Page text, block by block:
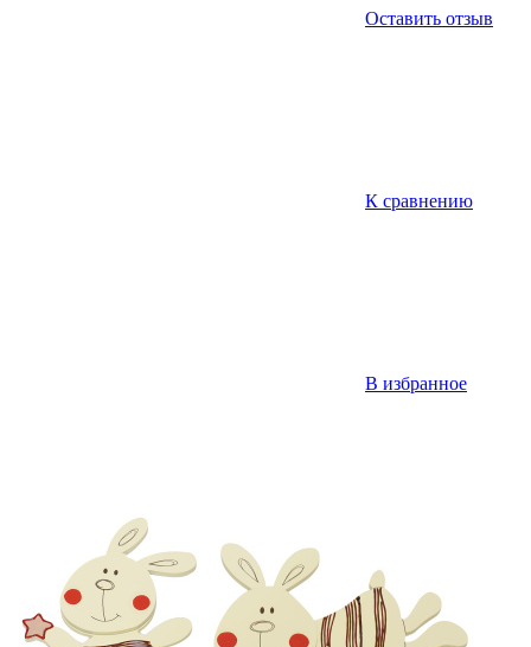
Оставить отзыв
К сравнению
В избранное